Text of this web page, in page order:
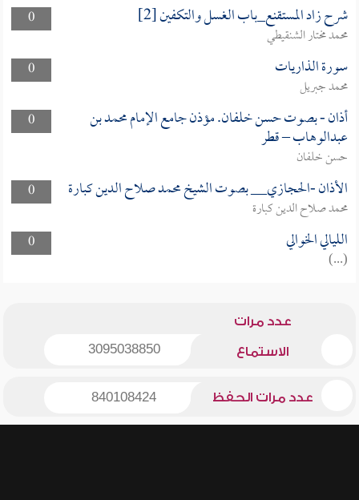
0
شرح زاد المستقنع_باب الغسل والتكفين [2]
محمد مختار الشنقيطي
0
سورة الذاريات
محمد جبريل
0
أذان - بصوت حسن خلفان. مؤذن جامع الإمام محمد بن
عبدالوهاب – قطر
حسن خلفان
0
الأذان -الحجازي__ بصوت الشيخ محمد صلاح الدين كبارة
محمد صلاح الدين كبارة
0
الليالي الخوالي
(...)
عدد مرات
الاستماع 3095038850
عدد مرات الحفظ 840108424